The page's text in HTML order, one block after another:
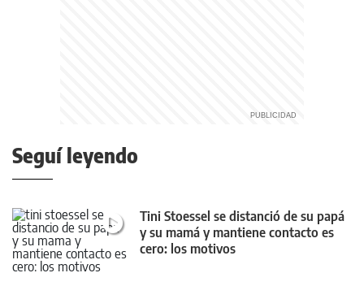
Seguí leyendo
Tini Stoessel se distanció de su papá
y su mamá y mantiene contacto es
cero: los motivos